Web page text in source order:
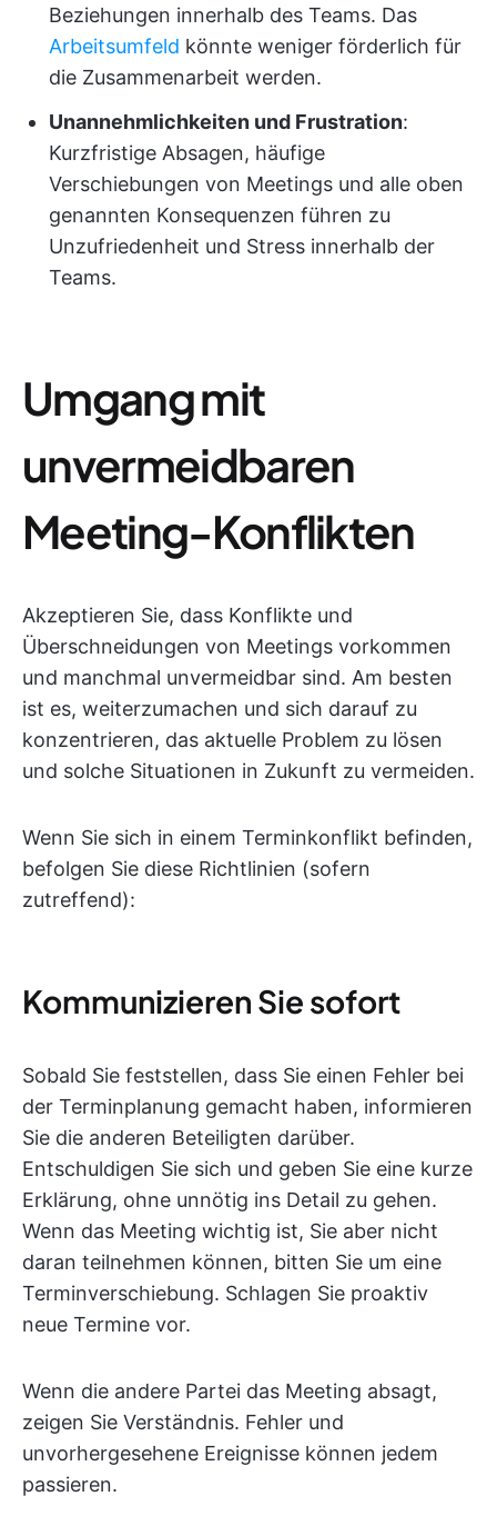
Beziehungen innerhalb des Teams. Das
Arbeitsumfeld könnte weniger förderlich für
die Zusammenarbeit werden.
Unannehmlichkeiten und Frustration:
Kurzfristige Absagen, häufige
Verschiebungen von Meetings und alle oben
genannten Konsequenzen führen zu
Unzufriedenheit und Stress innerhalb der
Teams.
Umgang mit
unvermeidbaren
Meeting-Konflikten
Akzeptieren Sie, dass Konflikte und
Überschneidungen von Meetings vorkommen
und manchmal unvermeidbar sind. Am besten
ist es, weiterzumachen und sich darauf zu
konzentrieren, das aktuelle Problem zu lösen
und solche Situationen in Zukunft zu vermeiden.
Wenn Sie sich in einem Terminkonflikt befinden,
befolgen Sie diese Richtlinien (sofern
zutreffend):
Kommunizieren Sie sofort
Sobald Sie feststellen, dass Sie einen Fehler bei
der Terminplanung gemacht haben, informieren
Sie die anderen Beteiligten darüber.
Entschuldigen Sie sich und geben Sie eine kurze
Erklärung, ohne unnötig ins Detail zu gehen.
Wenn das Meeting wichtig ist, Sie aber nicht
daran teilnehmen können, bitten Sie um eine
Terminverschiebung. Schlagen Sie proaktiv
neue Termine vor.
Wenn die andere Partei das Meeting absagt,
zeigen Sie Verständnis. Fehler und
unvorhergesehene Ereignisse können jedem
passieren.